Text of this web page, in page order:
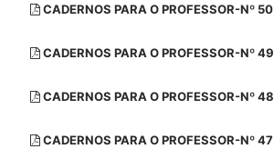
CADERNOS PARA O PROFESSOR-Nº 50
CADERNOS PARA O PROFESSOR-Nº 49
CADERNOS PARA O PROFESSOR-Nº 48
CADERNOS PARA O PROFESSOR-Nº 47